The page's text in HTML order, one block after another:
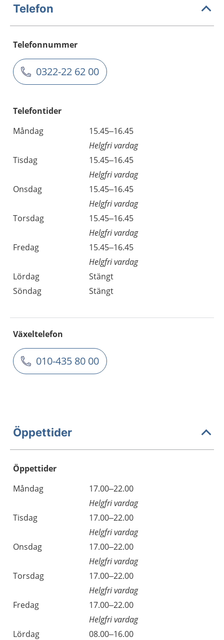
Telefon
Telefonnummer
0322-22 62 00
Telefontider
Måndag
15.45–16.45
Helgfri vardag
Tisdag
15.45–16.45
Helgfri vardag
Onsdag
15.45–16.45
Helgfri vardag
Torsdag
15.45–16.45
Helgfri vardag
Fredag
15.45–16.45
Helgfri vardag
Lördag
Stängt
Söndag
Stängt
Växeltelefon
010-435 80 00
Öppettider
Öppettider
Dag
Öppettider
Kommentarer
Måndag
17.00–22.00
Helgfri vardag
Tisdag
17.00–22.00
Helgfri vardag
Onsdag
17.00–22.00
Helgfri vardag
Torsdag
17.00–22.00
Helgfri vardag
Fredag
17.00–22.00
Helgfri vardag
Lördag
08.00–16.00